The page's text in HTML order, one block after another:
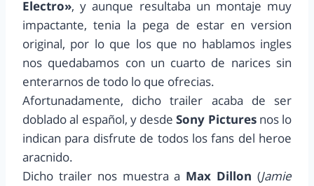
Electro», y aunque resultaba un montaje muy
impactante, tenia la pega de estar en version
original, por lo que los que no hablamos ingles
nos quedabamos con un cuarto de narices sin
enterarnos de todo lo que ofrecias.
Afortunadamente, dicho trailer acaba de ser
doblado al español, y desdeSony Picturesnos lo
indican para disfrute de todos los fans del heroe
aracnido.
Dicho trailer nos muestra a Max Dillon (Jamie